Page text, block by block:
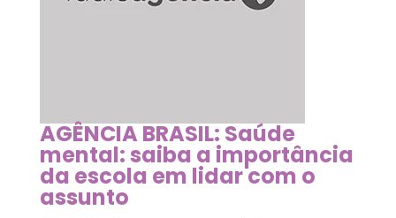
AGÊNCIA BRASIL: Saúde
mental: saiba a importância
da escola em lidar com o
assunto